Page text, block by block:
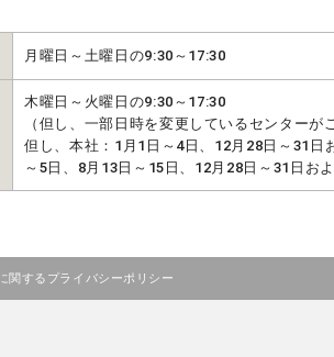
月曜日～土曜日の9:30～17:30
木曜日～火曜日の9:30～17:30
（但し、一部日時を変更しているセンターが
但し、本社：1月1日～4日、12月28日～31日
～5日、8月13日～15日、12月28日～31日お
関するプライバシーポリシー